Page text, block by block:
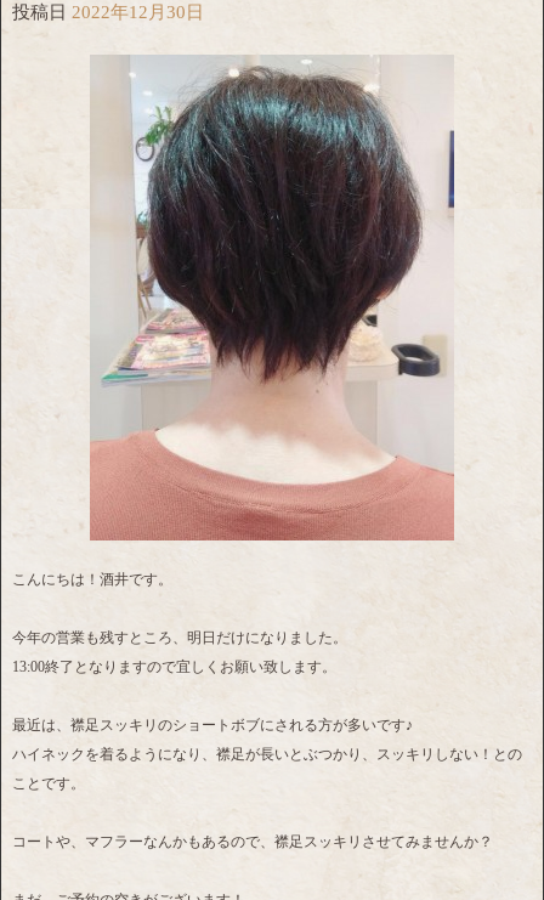
投稿日 2022年12月30日
こんにちは！酒井です。
今年の営業も残すところ、明日だけになりました。
13:00終了となりますので宜しくお願い致します。
最近は、襟足スッキリのショートボブにされる方が多いです♪
ハイネックを着るようになり、襟足が長いとぶつかり、スッキリしない！との
ことです。
コートや、マフラーなんかもあるので、襟足スッキリさせてみませんか？